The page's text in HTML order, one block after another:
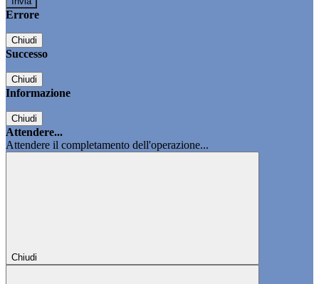
Errore
Chiudi
Successo
Chiudi
Informazione
Chiudi
Attendere...
Attendere il completamento dell'operazione...
Chiudi